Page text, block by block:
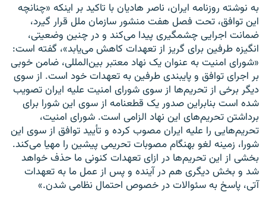
به نوشته روزنامه ایران، ناصر هادیان با تاکید بر اینکه «چنانچه
این توافق، تحت فصل هفت منشور سازمان ملل قرار گیرد،
ضمانت اجرایی چشمگیری پیدا می‌کند و در چنین وضعیتی،
انگیزه طرفین برای گریز از تعهدات کاهش می‌یابد»، گفته است:
«شورای امنیت به عنوان یک نهاد معتبر بین‌المللی، ضامن خوبی
بر اجرای توافق و پایبندی طرفین به تعهدات خود است. از سوی
دیگر برخی از تحریم‌ها از سوی شورای امنیت علیه ایران تصویب
شده است بنابراین صدور یک قطعنامه از سوی این شورا برای
برداشتن تحریم‌های این نهاد الزامی است. شورای امنیت،
تحریم‌هایی را علیه ایران مصوب کرده و تأیید توافق از سوی این
شورا، زمینه لغو بهنگام مصوبات تحریمی پیشین را مهیا می‌کند.
بخشی از این تحریم‌ها در ازای تعهدات کنونی ما حذف خواهد
شد و بخش دیگری هم در آینده و پس از عمل ما به تعهدات
آتی، پاسخ به سئوالات در خصوص احتمال نظامی شدن.»